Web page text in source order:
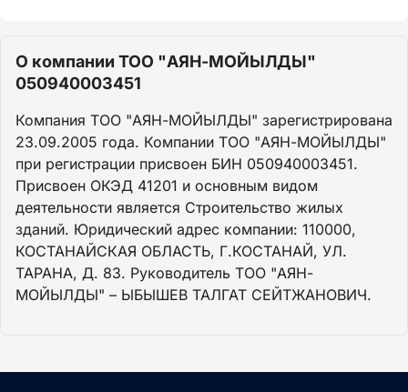
О компании ТОО "АЯН-МОЙЫЛДЫ"
050940003451
Компания ТОО "АЯН-МОЙЫЛДЫ" зарегистрирована
23.09.2005 года. Компании ТОО "АЯН-МОЙЫЛДЫ"
при регистрации присвоен БИН 050940003451.
Присвоен ОКЭД 41201 и основным видом
деятельности является Строительство жилых
зданий. Юридический адрес компании: 110000,
КОСТАНАЙСКАЯ ОБЛАСТЬ, Г.КОСТАНАЙ, УЛ.
ТАРАНА, Д. 83. Руководитель ТОО "АЯН-
МОЙЫЛДЫ" – ЫБЫШЕВ ТАЛГАТ СЕЙТЖАНОВИЧ.